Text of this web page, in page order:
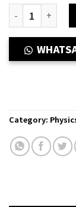
Dse Physics
Category: